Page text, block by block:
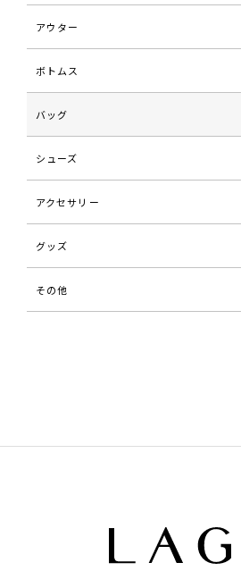
アウター
ボトムス
バッグ
シューズ
アクセサリー
グッズ
その他